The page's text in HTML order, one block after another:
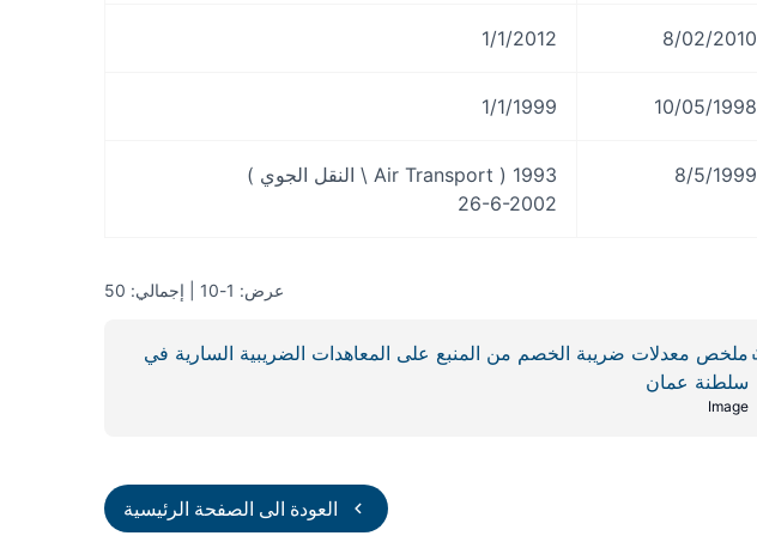
8/02/2010
1/1/2012
10/05/1998
1/1/1999
8/5/1999
1993 ( Air Transport \ النقل الجوي )
26-6-2002
عرض: 1-10 | إجمالي: 50
ملخص معدلات ضريبة الخصم من المنبع على المعاهدات الضريبية السارية في
سلطنة عمان
Image
العودة الى الصفحة الرئيسية